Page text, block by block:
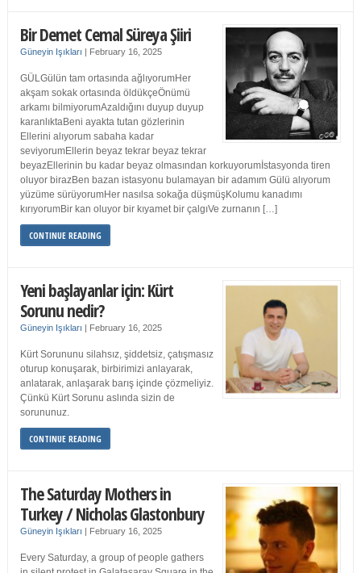
Bir Demet Cemal Süreya Şiiri
Güneyin Işıkları | February 16, 2025
GÜLGülün tam ortasında ağlıyorumHer
akşam sokak ortasında öldükçeÖnümü
arkamı bilmiyorumAzaldığını duyup duyup
karanlıktaBeni ayakta tutan gözlerinin
Ellerini alıyorum sabaha kadar
seviyorumEllerin beyaz tekrar beyaz tekrar
beyazEllerinin bu kadar beyaz olmasından korkuyorumİstasyonda tiren
oluyor birazBen bazan istasyonu bulamayan bir adamım Gülü alıyorum
yüzüme sürüyorumHer nasılsa sokağa düşmüşKolumu kanadımı
kırıyorumBir kan oluyor bir kıyamet bir çalgıVe zurnanın […]
CONTINUE READING
Yeni başlayanlar için: Kürt
Sorunu nedir?
Güneyin Işıkları | February 16, 2025
Kürt Sorununu silahsız, şiddetsiz, çatışmasız
oturup konuşarak, birbirimizi anlayarak,
anlatarak, anlaşarak barış içinde çözmeliyiz.
Çünkü Kürt Sorunu aslında sizin de
sorununuz.
CONTINUE READING
The Saturday Mothers in
Turkey / Nicholas Glastonbury
Güneyin Işıkları | February 16, 2025
Every Saturday, a group of people gathers